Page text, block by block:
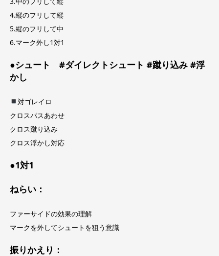
4.縦のフリして縦
5.縦のフリして中
6.マーク外し1対1
●シュート #ダイレクトシュート #蹴り込み #浮
かし
対ゴレイロ
クロスパスあわせ
クロス蹴り込み
クロス浮かし対応
●1対1
ねらい：
ファーサイドの効果の理解
マークを外してシュートを狙う意識
振りかえり：